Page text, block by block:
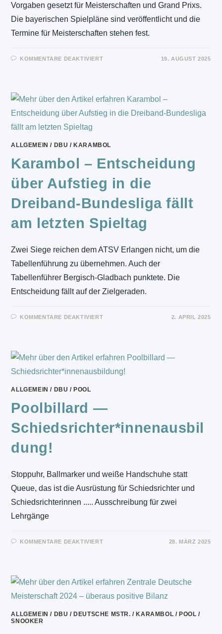
Vorgaben gesetzt für Meisterschaften und Grand Prixs.
Die bayerischen Spielpläne sind veröffentlicht und die
Termine für Meisterschaften stehen fest.
KOMMENTARE DEAKTIVIERTFÜR
19. AUGUST 2025
ALLGEMEIN / DBU / KARAMBOL
Karambol – Entscheidung
über Aufstieg in die
Dreiband-Bundesliga fällt
am letzten Spieltag
Zwei Siege reichen dem ATSV Erlangen nicht, um die
Tabellenführung zu übernehmen. Auch der
Tabellenführer Bergisch-Gladbach punktete. Die
Entscheidung fällt auf der Zielgeraden.
KOMMENTARE DEAKTIVIERTFÜR
IN
DIE
DREIBAND-
BUNDESLIGA
2. APRIL 2025
ALLGEMEIN / DBU / POOL
Poolbillard —
Schiedsrichter*innenausbil
dung!
Stoppuhr, Ballmarker und weiße Handschuhe statt
Queue, das ist die Ausrüstung für Schiedsrichter und
Schiedsrichterinnen ..... Ausschreibung für zwei
Lehrgänge
KOMMENTARE DEAKTIVIERTFÜR
28. MÄRZ 2025
ALLGEMEIN / DBU / DEUTSCHE MSTR. / KARAMBOL / POOL /
SNOOKER